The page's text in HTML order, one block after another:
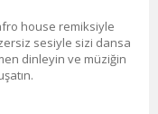
house remiksiyle
sesiyle sizi dansa
dinleyin ve müziğin